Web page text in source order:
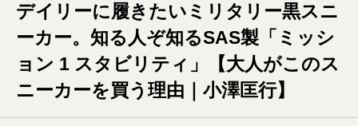
デイリーに履きたいミリタリー黒スニ
ーカー。知る人ぞ知るSAS製「ミッシ
ョン 1 スタビリティ」【大人がこのス
ニーカーを買う理由｜小澤匡行】